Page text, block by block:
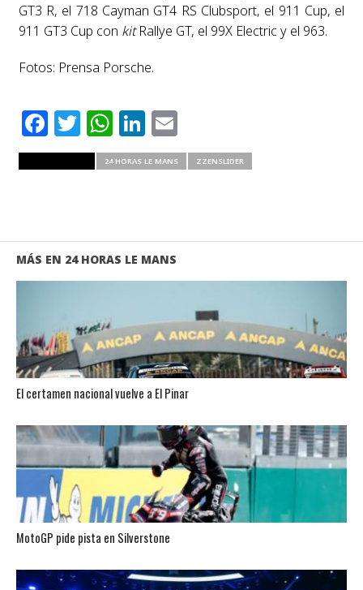
GT3 R, el 718 Cayman GT4 RS Clubsport, el 911 Cup, el
911 GT3 Cup con kitRallye GT, el 99X Electric y el 963.
Fotos: Prensa Porsche.
Facebook
Twitter
WhatsApp
LinkedIn
Email
24 HORAS LE MANS ZZENSLIDER
MÁS EN 24 HORAS LE MANS
El certamen nacional vuelve a El Pinar
MotoGP pide pista en Silverstone